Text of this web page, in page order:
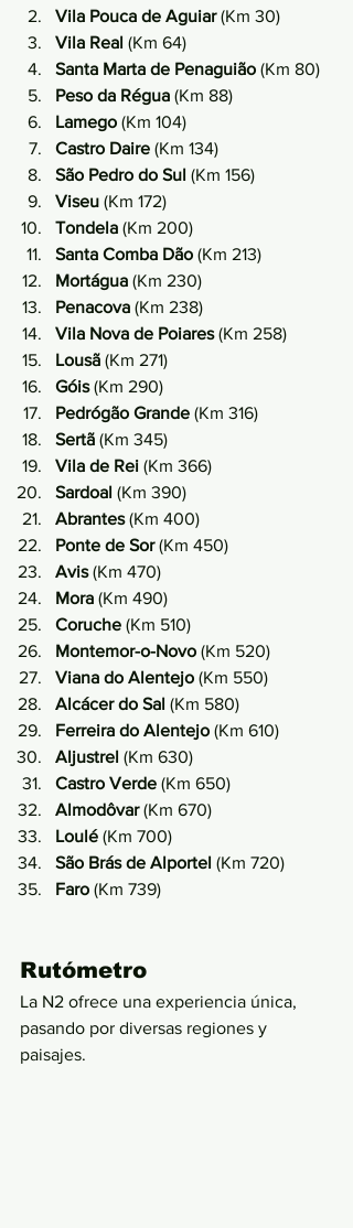
Vila Pouca de Aguiar (Km 30)
Vila Real (Km 64)
Santa Marta de Penaguião (Km 80)
Peso da Régua (Km 88)
Lamego (Km 104)
Castro Daire (Km 134)
São Pedro do Sul (Km 156)
Viseu (Km 172)
Tondela (Km 200)
Santa Comba Dão (Km 213)
Mortágua (Km 230)
Penacova (Km 238)
Vila Nova de Poiares (Km 258)
Lousã (Km 271)
Góis (Km 290)
Pedrógão Grande (Km 316)
Sertã (Km 345)
Vila de Rei (Km 366)
Sardoal (Km 390)
Abrantes (Km 400)
Ponte de Sor (Km 450)
Avis (Km 470)
Mora (Km 490)
Coruche (Km 510)
Montemor-o-Novo (Km 520)
Viana do Alentejo (Km 550)
Alcácer do Sal (Km 580)
Ferreira do Alentejo (Km 610)
Aljustrel (Km 630)
Castro Verde (Km 650)
Almodôvar (Km 670)
Loulé (Km 700)
São Brás de Alportel (Km 720)
Faro (Km 739)
Rutómetro
La N2 ofrece una experiencia única,
pasando por diversas regiones y
paisajes.